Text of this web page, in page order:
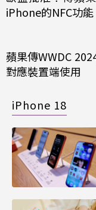
iPhone的NFC功能
蘋果傳WWDC
對應裝置端使用
iPhone 18